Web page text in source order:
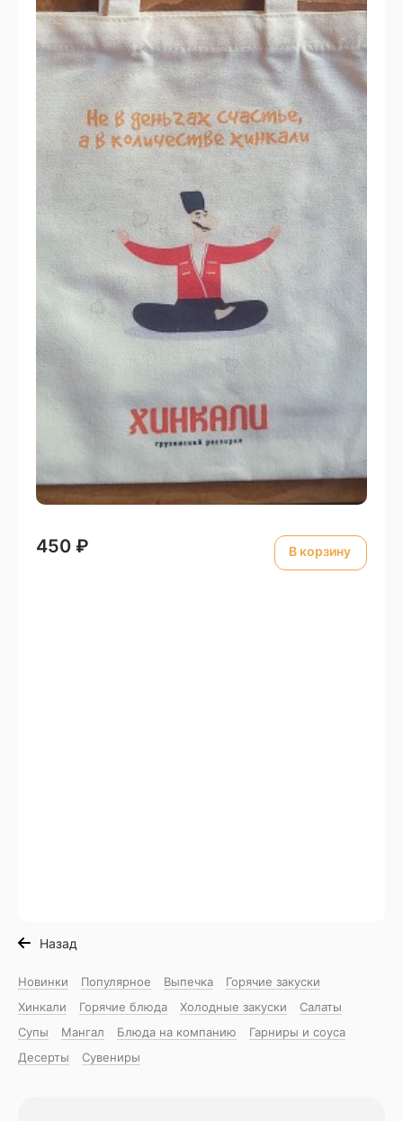
450 ₽ В корзину
Назад
Новинки Популярное Выпечка
Горячие закуски
Хинкали
Горячие блюда Холодные закуски
Салаты
Супы
Мангал Блюда на компанию
Гарниры и соуса
Десерты
Сувениры